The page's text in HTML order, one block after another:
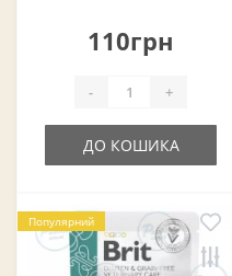
110грн
- +
ДО КОШИКА
Популярний